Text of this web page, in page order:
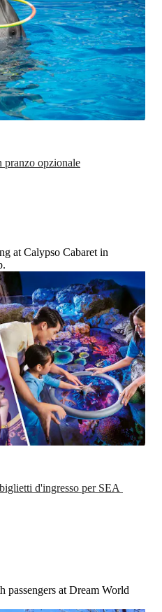
opzionale
at Calypso Cabaret in
d'ingresso per SEA
passengers at Dream World